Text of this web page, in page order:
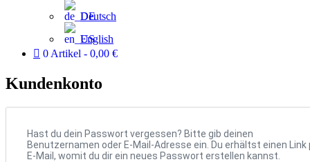
Deutsch
English
0 Artikel
0,00 €
Kundenkonto
Hast du dein Passwort vergessen? Bitte gib deinen
Benutzernamen oder E-Mail-Adresse ein. Du erhältst einen Link
E-Mail, womit du dir ein neues Passwort erstellen kannst.